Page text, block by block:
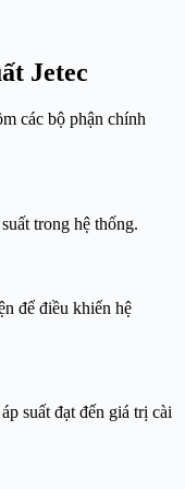
Jetec
các bộ phận chính
trong hệ thống.
để điều khiển hệ
suất đạt đến giá trị cài